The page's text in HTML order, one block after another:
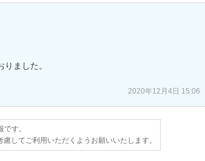
ました。
2020年12月4日 15:06
す。
してご利用いただくようお願いいたします。